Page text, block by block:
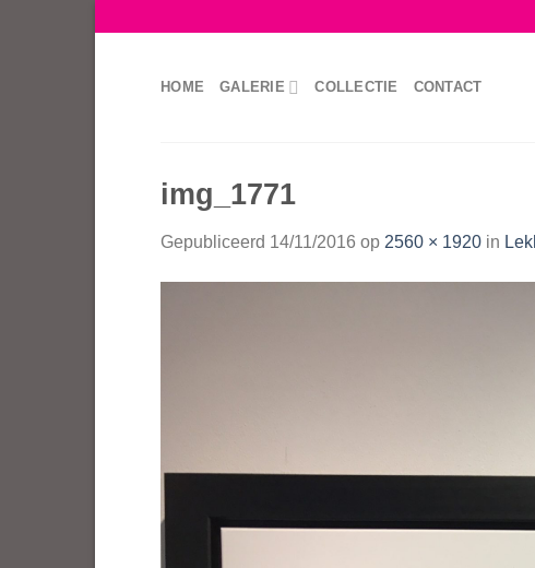
HOME GALERIE COLLECTIE CONTACT
img_1771
Gepubliceerd 14/11/2016 op 2560 × 1920 in